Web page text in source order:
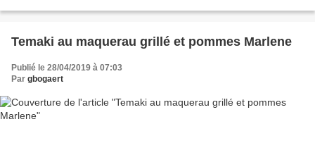
Temaki au maquerau grillé et pommes Marlene
Publié le 28/04/2019 à 07:03
Par gbogaert